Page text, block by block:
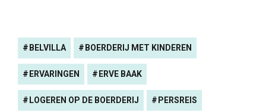
BELVILLA BOERDERIJ MET KINDEREN
ERVARINGEN ERVE BAAK
LOGEREN OP DE BOERDERIJ PERSREIS